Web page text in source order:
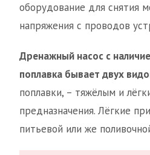
оборудование для снятия
напряжения с проводов
Дренажный насос с
поплавка бывает двух
поплавки, – тяжёлым и
предназначения. Лёгкие
питьевой или же